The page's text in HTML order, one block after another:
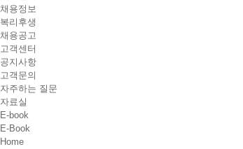
채용정보
복리후생
채용공고
고객센터
공지사항
고객문의
자주하는 질문
자료실
E-book
E-Book
Home